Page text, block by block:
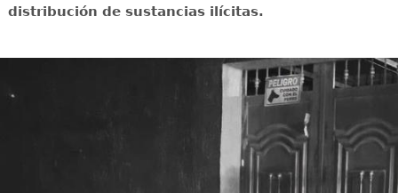
distribución de sustancias ilícitas.